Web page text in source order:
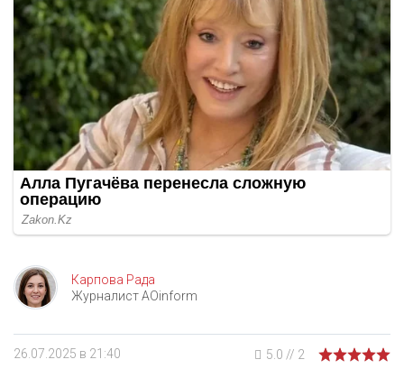
Карпова Рада
Журналист AOinform
26.07.2025 в 21:40 5.0 // 2